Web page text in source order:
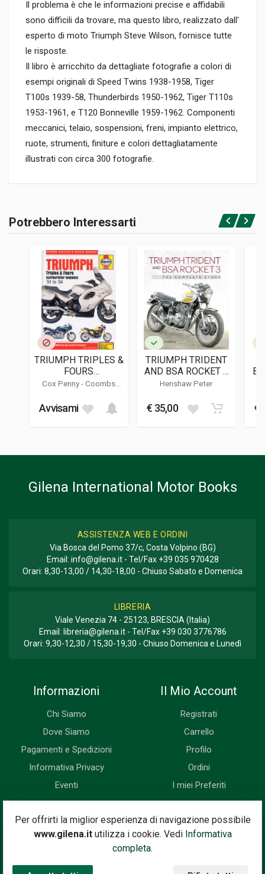
Il problema è che le informazioni precise e affidabili
sono difficili da trovare, ma questo libro, realizzato dall'
esperto di moto Triumph Steve Wilson, fornisce tutte
le risposte.
Il libro è arricchito da dettagliate fotografie a colori di
esempi originali di Speed Twins 1938-1958, Tiger
T100s 1939-58, Thunderbirds 1950-1962, Tiger T110s
1953-1961, e T120 Bonneville 1959-1962. Componenti
meccanici, telaio, sospensioni, freni, impianto elettrico,
ruote, strumenti, finiture e colori dettagliatamente
illustrati con circa 300 fotografie.
Rilegato
9781906133504
Herridge & Sons
LINGUA DEL TESTO
GENERE O COLLANA
Accedi o registrati
Potrebbero Interessarti
TRIUMPH TRIPLES &
FOURS
(CARBURETTOR
Cox Penny-Coombs
Avvisami
TRIUMPH TRIDENT
AND BSA ROCKET 3
THE COMPLETE
Henshaw Peter
€ 35,00 €
Per offrirti la miglior esperienza di navigazione possibile
www.gilena.itutilizza i cookie. Vedi Informativa
completa.
Gilena International Motor Books
ASSISTENZA WEB E ORDINI
Via Bosca del Pomo 37/c, Costa Volpino (BG)
Email: info@gilena.it- Tel/Fax +39 035 970428
Orari: 8,30-13,00 / 14,30-18,00 - Chiuso Sabato e Domenica
LIBRERIA
Viale Venezia 74 - 25123, BRESCIA (Italia)
Email: libreria@gilena.it- Tel/Fax +39 030 3776786
Orari: 9,30-12,30 / 15,30-19,30 - Chiuso Domenica e Lunedì
Informazioni
Chi Siamo
Dove Siamo
Pagamenti e Spedizioni
Informativa Privacy
Eventi
Il Mio Account
Registrati
Carrello
Profilo
Ordini
I miei Preferiti
Newsletter
Iscriviti subito alla nostra newsletter. Riceverai prima di tutti le
novità, le offerte, i prossimi eventi...